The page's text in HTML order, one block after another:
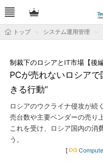
トップ システム運用管理
PCが売れないロシア
きる行動”
制裁下のロシアとIT市場【後編
ロシアのウクライナ侵攻が続
売台数や主要ベンダーの売り
これを受け、ロシア国内の消
う。
[